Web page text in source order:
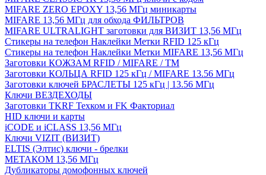
MIFARE ZERO EPOXY 13,56 МГц миникарты
MIFARE 13,56 МГц для обхода ФИЛЬТРОВ
MIFARE ULTRALIGHT заготовки для ВИЗИТ 13,56 МГц
Стикеры на телефон Наклейки Метки RFID 125 кГц
Стикеры на телефон Наклейки Метки MIFARE 13,56 МГц
Заготовки КОЖЗАМ RFID / MIFARE / TM
Заготовки КОЛЬЦА RFID 125 кГц / MIFARE 13.56 МГц
Заготовки ключей БРАСЛЕТЫ 125 кГц | 13.56 МГц
Ключи ВЕЗДЕХОДЫ
Заготовки TKRF Техком и FK Факториал
HID ключи и карты
iCODE и iCLASS 13,56 МГц
Ключи VIZIT (ВИЗИТ)
ELTIS (Элтис) ключи - брелки
МЕТАКОМ 13,56 МГц
Дубликаторы домофонных ключей